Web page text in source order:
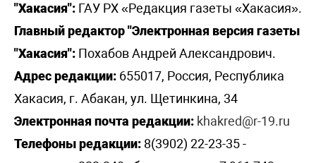
"Хакасия": ГАУ РХ «Редакция газеты «Хакасия».
Главный редактор "Электронная версия газеты
"Хакасия": Похабов Андрей Александрович.
Адрес редакции: 655017, Россия, Республика
Хакасия, г. Абакан, ул. Щетинкина, 34
Электронная почта редакции: khakred@r-19.ru
Телефоны редакции: 8(3902) 22-23-35 -